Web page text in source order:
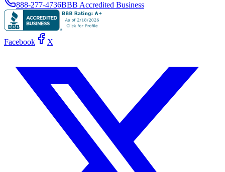
888-277-4736BBB Accredited Business
Facebook X